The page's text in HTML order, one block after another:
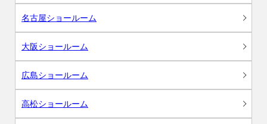
名古屋ショールーム
大阪ショールーム
広島ショールーム
高松ショールーム